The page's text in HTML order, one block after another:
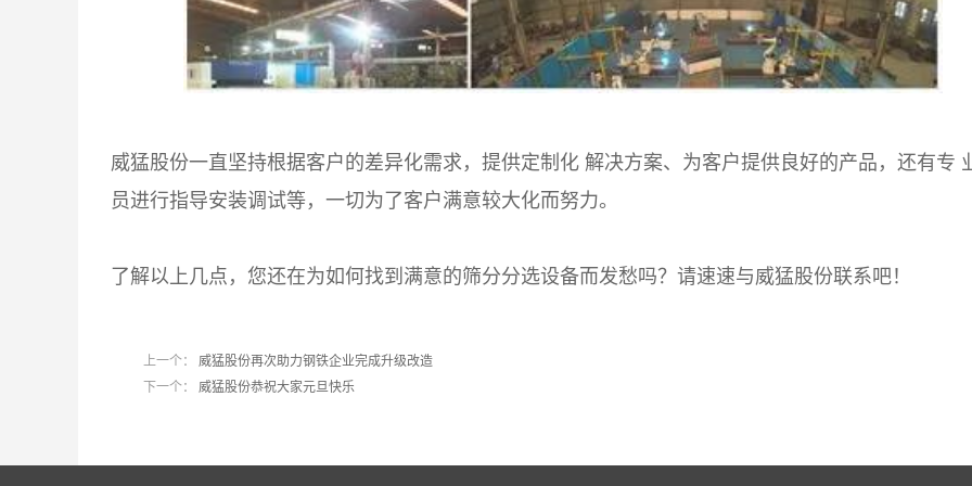
威猛股份一直坚持根据客户的差异化需求，提供定制化 解决方案、为客户提供良好的产品，还有专
员进行指导安装调试等，一切为了客户满意较大化而努力。
了解以上几点，您还在为如何找到满意的筛分分选设备而发愁吗？请速速与威猛股份联系吧！
上一个：
威猛股份再次助力钢铁企业完成升级改造
下一个：
威猛股份恭祝大家元旦快乐